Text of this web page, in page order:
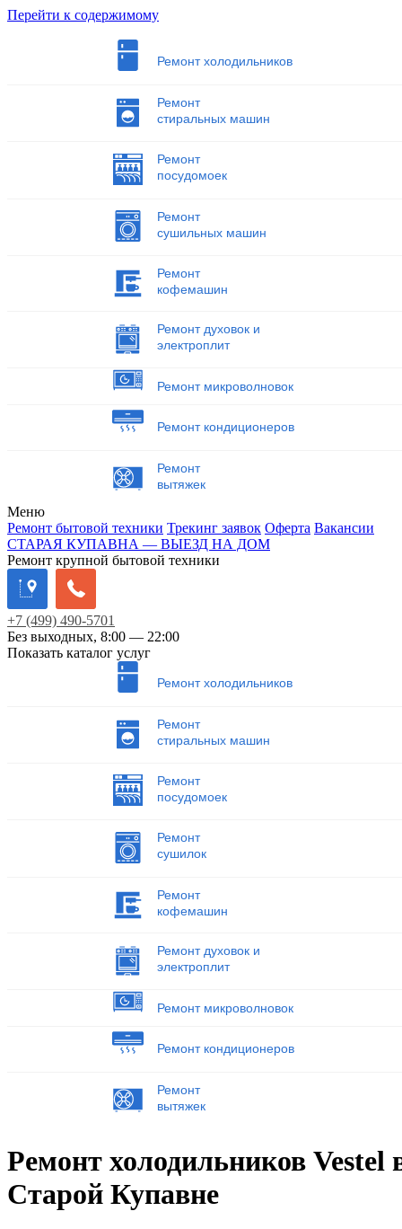
Перейти к содержимому
Ремонт холодильников
Ремонт
стиральных машин
Ремонт
посудомоек
Ремонт
сушильных машин
Ремонт
кофемашин
Ремонт духовок и
электроплит
Ремонт микроволновок
Ремонт кондиционеров
Ремонт
вытяжек
Меню
Ремонт бытовой техники Трекинг заявок Оферта Вакансии
СТАРАЯ КУПАВНА — ВЫЕЗД НА ДОМ
Ремонт крупной бытовой техники
+7 (499) 490-5701
Без выходных, 8:00 — 22:00
Показать каталог услуг
Ремонт холодильников
Ремонт
стиральных машин
Ремонт
посудомоек
Ремонт
сушилок
Ремонт
кофемашин
Ремонт духовок и
электроплит
Ремонт микроволновок
Ремонт кондиционеров
Ремонт
вытяжек
Ремонт холодильников Vestel
Старой Купавне